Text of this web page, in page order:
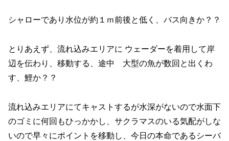
シャローであり水位が約１ｍ前後と低く、バス向きか？？
とりあえず、流れ込みエリアに ウェーダーを着用して岸
辺を伝わり、移動する、途中 大型の魚が数回と出くわ
す、鯉か？？
流れ込みエリアにてキャストするが水深がないので水面下
のゴミに何回もひっかかし、サクラマスのいる気配がしな
いので早々にポイントを移動し、今日の本命であるシーバ